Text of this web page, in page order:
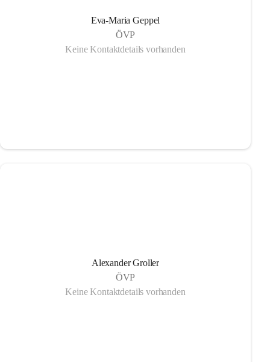
Eva-Maria Geppel
ÖVP
Keine Kontaktdetails vorhanden
Alexander Groller
ÖVP
Keine Kontaktdetails vorhanden